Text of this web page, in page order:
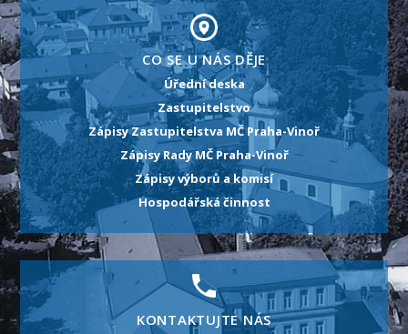
CO SE U NÁS DĚJE
Úřední deska
Zastupitelstvo
Zápisy Zastupitelstva MČ Praha-Vinoř
Zápisy Rady MČ Praha-Vinoř
Zápisy výborů a komisí
Hospodářská činnost
KONTAKTUJTE NÁS